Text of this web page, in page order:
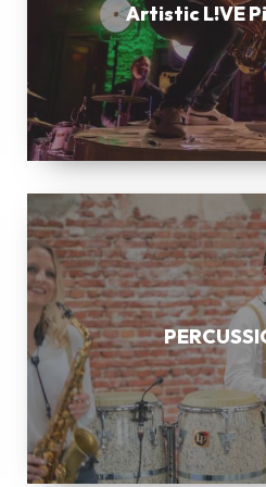
Artistic L!VE
PERCUSSIONIST